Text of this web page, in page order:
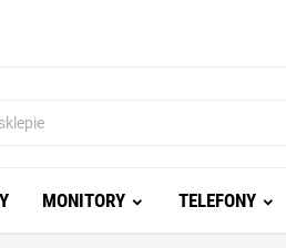
MONITORY TELEFONY